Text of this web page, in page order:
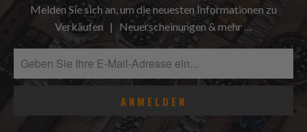
Melden Sie sich an, um die neuesten Informationen zu
Verkäufen | Neuerscheinungen & mehr …